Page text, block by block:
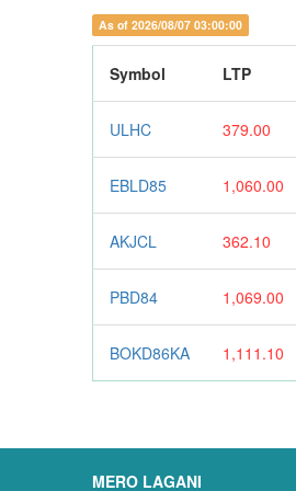
As of 2026/08/07 03:00:00
Symbol LTP
ULHC 379.00
EBLD85 1,060.00
AKJCL 362.10
PBD84 1,069.00
BOKD86KA 1,111.10
MERO LAGANI